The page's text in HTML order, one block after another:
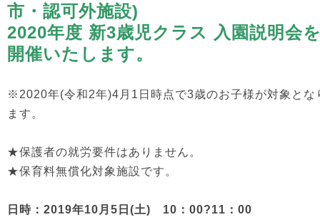
市・認可外施設)
2020年度 新3歳児クラス 入園説明会
開催いたします。
※2020年(令和2年)4月1日時点で3歳のお子様が対象とな
ます。
★保護者の就労要件はありません。
★保育料無償化対象施設です。
日時：2019年10月5日(土) 10：00?11：00